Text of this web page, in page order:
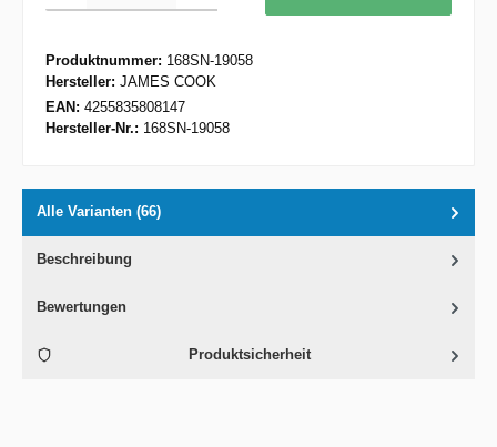
Produktnummer: 168SN-19058
Hersteller: JAMES COOK
EAN: 4255835808147
Hersteller-Nr.: 168SN-19058
Alle Varianten (66)
Beschreibung
Bewertungen
Produktsicherheit